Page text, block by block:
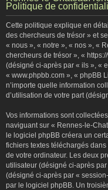
Politique de
Cette politique explique en
des chercheurs de trésor » et
« nous », « notre », « nos », «
chercheurs de trésor », «
(désigné ci-après par « ils », «
« www.phpbb.com », « phpBB
n’importe quelle information
d’utilisation de votre part
Vos informations sont
naviguant sur « Rennes-le-
le logiciel phpBB créera un
fichiers textes téléchargés
de votre ordinateur. Les deux
utilisateur (désigné ci-après
(désigné ci-après par «
par le logiciel phpBB. Un